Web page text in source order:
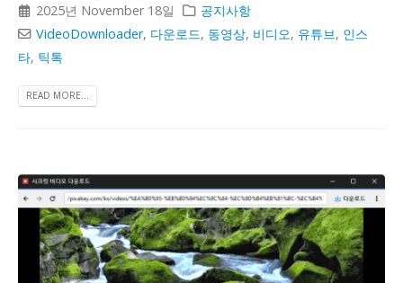
2025년 November 18일
공지사항
VideoDownloader, 다운로드, 동영상, 비디오, 유튜브, 인스
타, 틱톡
READ MORE...